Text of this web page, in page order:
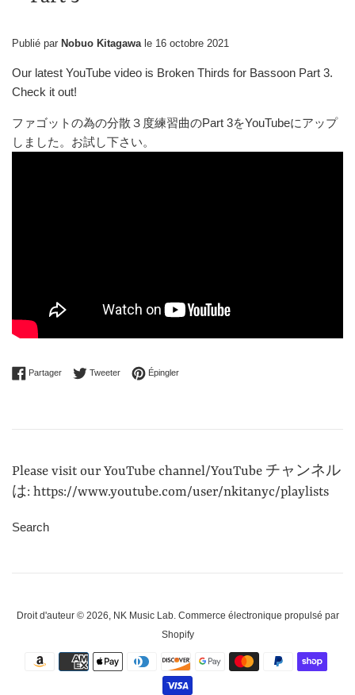
Publié par Nobuo Kitagawa le 16 octobre 2021
Our latest YouTube video is Broken Thirds for Bassoon Part 3.
Check it out!
ファゴットの為の分散３度練習曲のPart 3をYouTubeにアップ
しました。お試し下さい。
PartagerPartager sur Facebook
TweeterTweeter sur Twitter
ÉpinglerÉpingler sur Pinterest
Please visit our YouTube channel/YouTube チャンネル
は: https://www.youtube.com/user/nkitanyc/playlists
Search
Droit d'auteur © 2026, NK Music Lab. Commerce électronique propulsé par
Shopify
Icônes
Paiement